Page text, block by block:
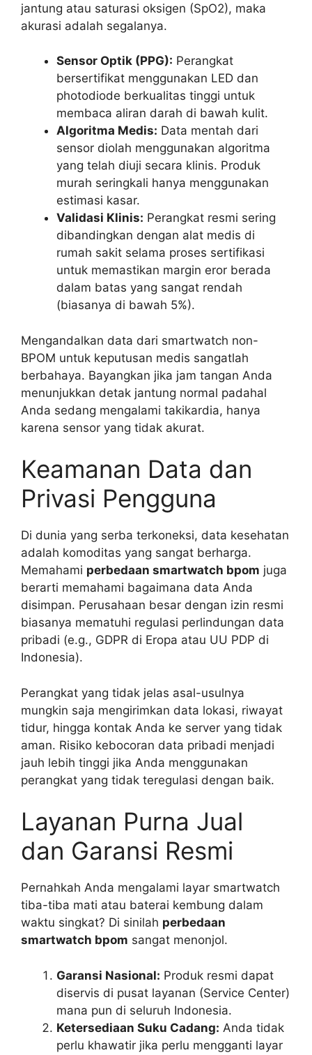
jantung atau saturasi oksigen (SpO2), maka
akurasi adalah segalanya.
Sensor Optik (PPG): Perangkat
bersertifikat menggunakan LED dan
photodiode berkualitas tinggi untuk
membaca aliran darah di bawah kulit.
Algoritma Medis: Data mentah dari
sensor diolah menggunakan algoritma
yang telah diuji secara klinis. Produk
murah seringkali hanya menggunakan
estimasi kasar.
Validasi Klinis: Perangkat resmi sering
dibandingkan dengan alat medis di
rumah sakit selama proses sertifikasi
untuk memastikan margin eror berada
dalam batas yang sangat rendah
(biasanya di bawah 5%).
Mengandalkan data dari smartwatch non-
BPOM untuk keputusan medis sangatlah
berbahaya. Bayangkan jika jam tangan Anda
menunjukkan detak jantung normal padahal
Anda sedang mengalami takikardia, hanya
karena sensor yang tidak akurat.
Keamanan Data dan
Privasi Pengguna
Di dunia yang serba terkoneksi, data kesehatan
adalah komoditas yang sangat berharga.
Memahami perbedaan smartwatch bpom juga
berarti memahami bagaimana data Anda
disimpan. Perusahaan besar dengan izin resmi
biasanya mematuhi regulasi perlindungan data
pribadi (e.g., GDPR di Eropa atau UU PDP di
Indonesia).
Perangkat yang tidak jelas asal-usulnya
mungkin saja mengirimkan data lokasi, riwayat
tidur, hingga kontak Anda ke server yang tidak
aman. Risiko kebocoran data pribadi menjadi
jauh lebih tinggi jika Anda menggunakan
perangkat yang tidak teregulasi dengan baik.
Layanan Purna Jual
dan Garansi Resmi
Pernahkah Anda mengalami layar smartwatch
tiba-tiba mati atau baterai kembung dalam
waktu singkat? Di sinilah perbedaan
smartwatch bpom sangat menonjol.
Garansi Nasional: Produk resmi dapat
diservis di pusat layanan (Service Center)
mana pun di seluruh Indonesia.
Ketersediaan Suku Cadang: Anda tidak
perlu khawatir jika perlu mengganti layar